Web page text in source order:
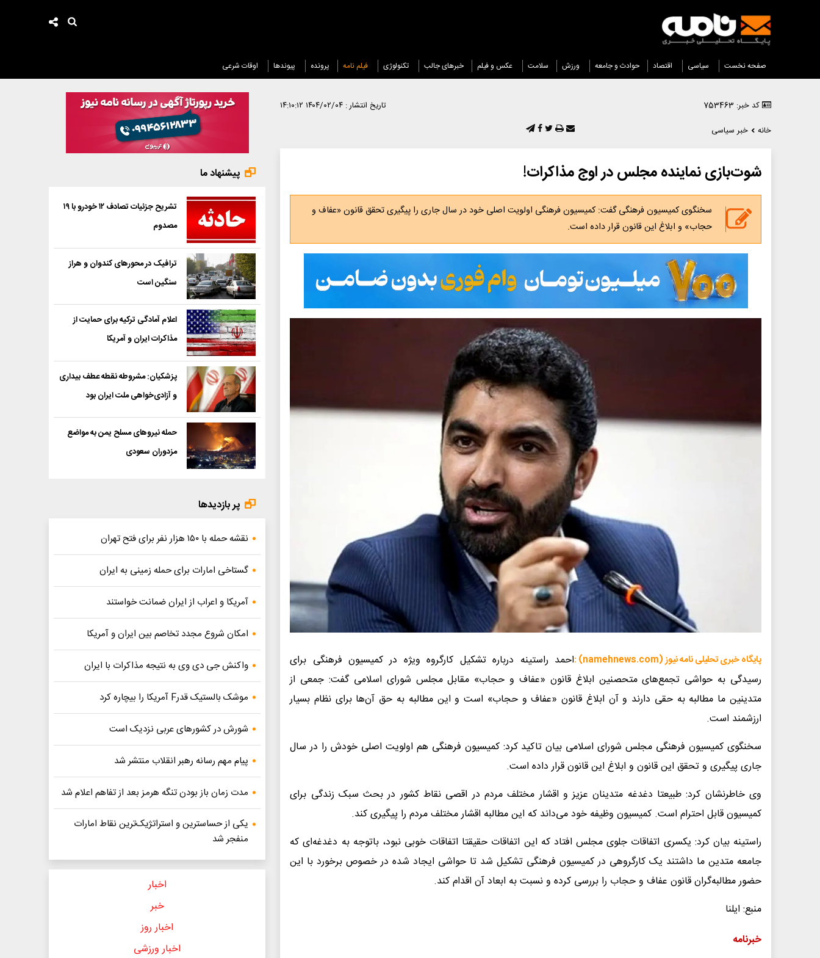
صفحه نخست سیاسی اقتصاد حوادث و جامعه ورزش سلامت عکس و فیلم خبرهای جالب تکنولوژی فیلم نامه پرونده پیوندها اوقات شرعی
کد خبر: 753463 تاریخ انتشار : ۱۴۰۴/۰۲/۰۴ ۱۴:۱۰:۱۲
خانه
خبر سیاسی
شوت‌بازی نماینده مجلس در اوج مذاکرات!
سخنگوی کمیسیون فرهنگی گفت: کمیسیون فرهنگی اولویت اصلی خود در سال جاری را پیگیری تحقق قانون «عفاف و
حجاب» و ابلاغ این قانون قرار داده است.
پایگاه خبری تحلیلی نامه نیوز (namehnews.com) :
احمد راستینه درباره تشکیل کارگروه ویژه در کمیسیون فرهنگی برای
رسیدگی به حواشی تجمع‌های متحصنین ابلاغ قانون «عفاف و حجاب» مقابل مجلس شورای اسلامی گفت: جمعی از
متدینین ما مطالبه به حقی دارند و آن ابلاغ قانون «عفاف و حجاب» است و این مطالبه به حق آن‌ها برای نظام بسیار
ارزشمند است.
سخنگوی کمیسیون فرهنگی مجلس شورای اسلامی بیان تاکید کرد: کمیسیون فرهنگی هم اولویت اصلی خودش را در سال
جاری پیگیری و تحقق این قانون و ابلاغ این قانون قرار داده است.
وی خاطرنشان کرد: طبیعتا دغدغه متدینان عزیز و اقشار مختلف مردم در اقصی نقاط کشور در بحث سبک زندگی برای
کمیسیون قابل احترام است. کمیسیون وظیفه خود می‌داند که این مطالبه اقشار مختلف مردم را پیگیری کند.
راستینه بیان کرد: یکسری اتفاقات جلوی مجلس افتاد که این اتفاقات حقیقتا اتفاقات خوبی نبود، باتوجه به دغدغه‌ای که
جامعه متدین ما داشتند یک کارگروهی در کمیسیون فرهنگی تشکیل شد تا حواشی ایجاد شده در خصوص برخورد با این
حضور مطالبه‌گران قانون عفاف و حجاب را بررسی کرده و نسبت به ابعاد آن اقدام کند.
منبع: ایلنا
خبرنامه
پیشنهاد ما
تشریح جزئیات تصادف ۱۲ خودرو با ۱۹
مصدوم
ترافیک در محورهای کندوان و هراز
سنگین است
اعلام آمادگی ترکیه برای حمایت از
مذاکرات ایران و آمریکا
پزشکیان: مشروطه نقطه عطف بیداری
و آزادی‌خواهی ملت ایران بود
حمله نیروهای مسلح یمن به مواضع
مزدوران سعودی
پر بازدیدها
نقشه حمله با ۱۵۰ هزار نفر برای فتح تهران
گستاخی امارات برای حمله زمینی به ایران
آمریکا و اعراب از ایران ضمانت خواستند
امکان شروع مجدد تخاصم‌ بین ایران و آمریکا
واکنش جی دی وی به نتیجه مذاکرات با ایران
موشک بالستیک قدرF آمریکا را بیچاره کرد
شورش در کشورهای عربی نزدیک است
پیام مهم رسانه رهبر انقلاب منتشر شد
مدت زمان باز بودن تنگه هرمز بعد از تفاهم اعلام شد
یکی از حساسترین و استراتژیک‌ترین نقاط امارات
منفجر شد
اخبار
خبر
اخبار روز
اخبار ورزشی